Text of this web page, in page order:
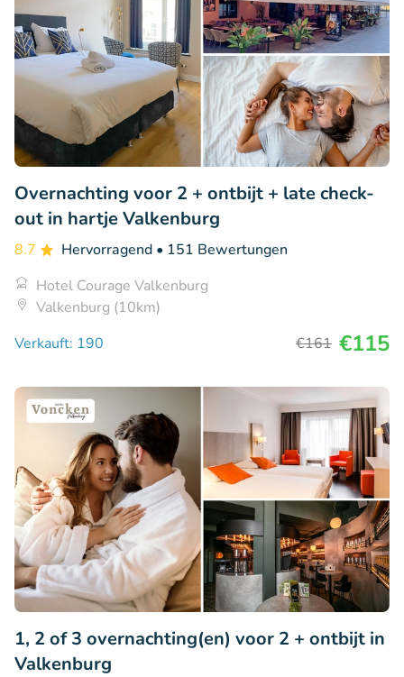
Overnachting voor 2 + ontbijt + late check-
out in hartje Valkenburg
8.7 Hervorragend • 151 Bewertungen
Hotel Courage Valkenburg
Valkenburg (10km)
Verkauft: 190
€161 €115
1, 2 of 3 overnachting(en) voor 2 + ontbijt in
Valkenburg